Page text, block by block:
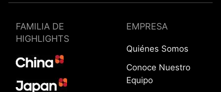
FAMILIA DE
HIGHLIGHTS
EMPRESA
Quiénes Somos
Conoce Nuestro
Equipo